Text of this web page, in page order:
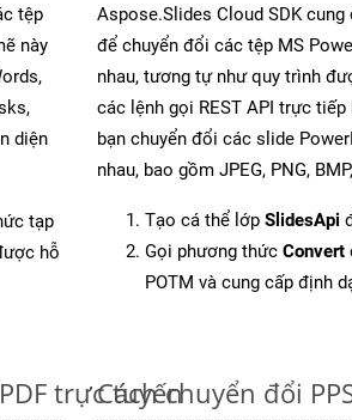
tệp
này
diện
tạp
hỗ
Aspose.Slides Cloud SDK
để chuyển đổi các tệp MS
nhau, tương tự như quy trình
các lệnh gọi REST API trực
bạn chuyển đổi các slide
nhau, bao gồm JPEG, PNG,
Tạo cá thể lớp SlidesApi
Gọi phương thức Convert
POTM và cung cấp định
trực tuyến
Cách chuyển đổi